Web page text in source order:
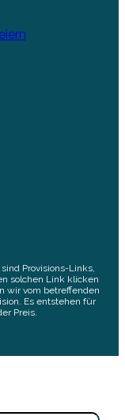
Provisions-Links,
solchen Link klicken
wir vom betreffenden
Es entstehen für
Preis.